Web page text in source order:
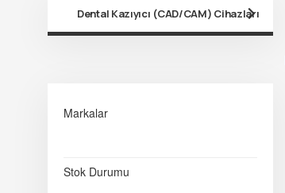
Dental Kazıyıcı (CAD/CAM) Cihazları
Markalar
Stok Durumu